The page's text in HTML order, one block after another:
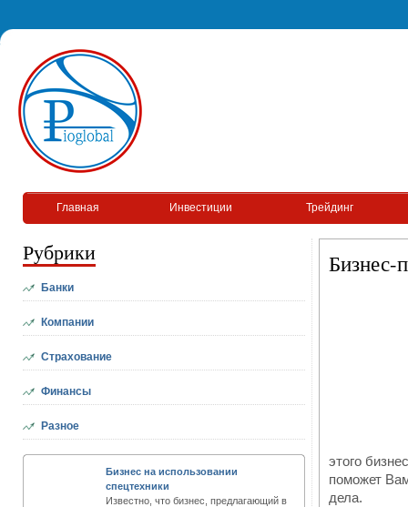
Главная Инвестиции Трейдинг
Рубрики
Банки
Компании
Страхование
Финансы
Разное
Бизнес на использовании
спецтехники
Известно, что бизнес, предлагающий в
Бизнес-
этого
поможет
дела.